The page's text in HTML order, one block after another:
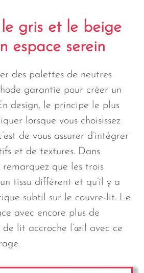
le gris et le beige
espace serein
des palettes de neutres
garantie pour créer un
design, le principe le plus
lorsque vous choisissez
de vous assurer d’intégrer
et de textures. Dans
remarquez que les trois
tissu différent et qu’il y a
subtil sur le couvre-lit. Le
avec encore plus de
lit accroche l’œil avec ce